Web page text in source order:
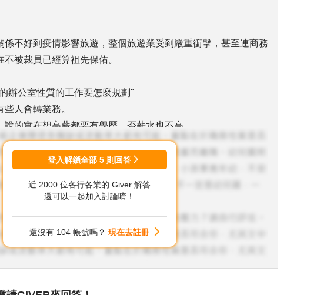
係不好到疫情影響旅遊，整個旅遊業受到嚴重衝擊，甚至連商務
被裁員已經算祖先保佑。
辦公室性質的工作要怎麼規劃"
人會轉業務。
的實在想高薪都要有學歷，否薪水也不高。
意去工廠的話，三大半導體廠都很缺人，只要能熬的住輪班和加
近百萬甚至破百萬的也有。
休假也是出國或是國內到處住飯店。
登入解鎖全部 5 則回答
近 2000 位各行各業的 Giver 解答
還可以一起加入討論唷！
還沒有 104 帳號嗎？ 現在去註冊